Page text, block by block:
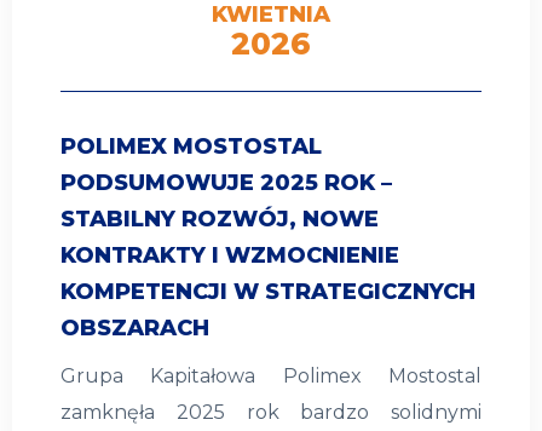
KWIETNIA
2026
POLIMEX MOSTOSTAL
PODSUMOWUJE 2025 ROK –
STABILNY ROZWÓJ, NOWE
KONTRAKTY I WZMOCNIENIE
KOMPETENCJI W STRATEGICZNYCH
OBSZARACH
Grupa Kapitałowa Polimex Mostostal
zamknęła 2025 rok bardzo solidnymi